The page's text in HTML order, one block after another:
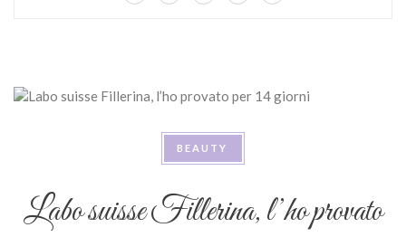
BEAUTY
Labo suisse Fillerina, l’ho provato